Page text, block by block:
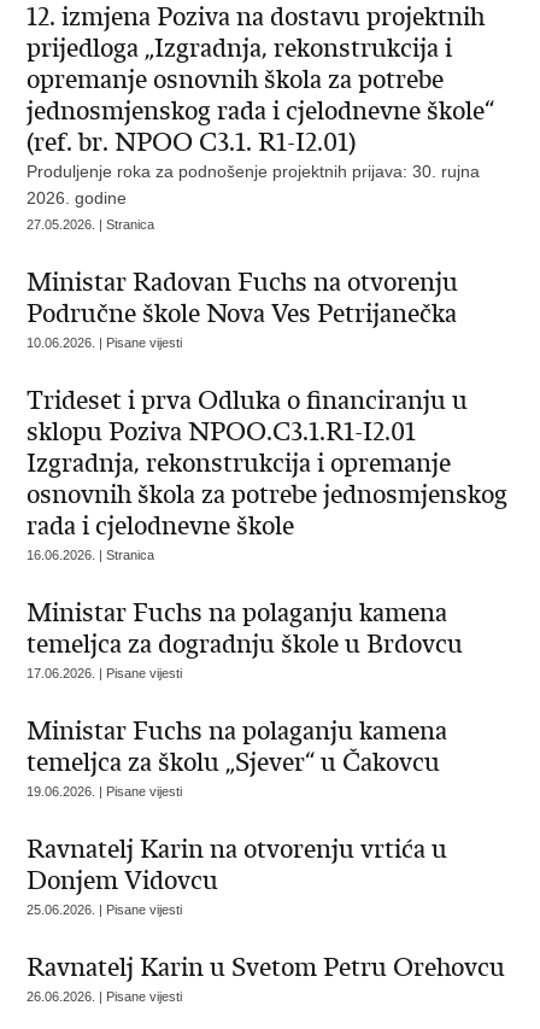
12. izmjena Poziva na dostavu projektnih
prijedloga „Izgradnja, rekonstrukcija i
opremanje osnovnih škola za potrebe
jednosmjenskog rada i cjelodnevne škole“
(ref. br. NPOO C3.1. R1-I2.01)
Produljenje roka za podnošenje projektnih prijava: 30. rujna
2026. godine
27.05.2026. | Stranica
Ministar Radovan Fuchs na otvorenju
Područne škole Nova Ves Petrijanečka
10.06.2026. | Pisane vijesti
Trideset i prva Odluka o financiranju u
sklopu Poziva NPOO.C3.1.R1-I2.01
Izgradnja, rekonstrukcija i opremanje
osnovnih škola za potrebe jednosmjenskog
rada i cjelodnevne škole
16.06.2026. | Stranica
Ministar Fuchs na polaganju kamena
temeljca za dogradnju škole u Brdovcu
17.06.2026. | Pisane vijesti
Ministar Fuchs na polaganju kamena
temeljca za školu „Sjever“ u Čakovcu
19.06.2026. | Pisane vijesti
Ravnatelj Karin na otvorenju vrtića u
Donjem Vidovcu
25.06.2026. | Pisane vijesti
Ravnatelj Karin u Svetom Petru Orehovcu
26.06.2026. | Pisane vijesti